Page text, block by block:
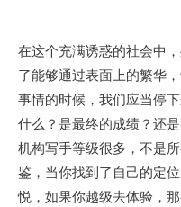
在这个充满诱惑的社会中
了能够通过表面上的繁华
事情的时候，我们应当停
什么？是最终的成绩？还
机构写手等级很多，不是
鉴，当你找到了自己的定
悦，如果你越级去体验，